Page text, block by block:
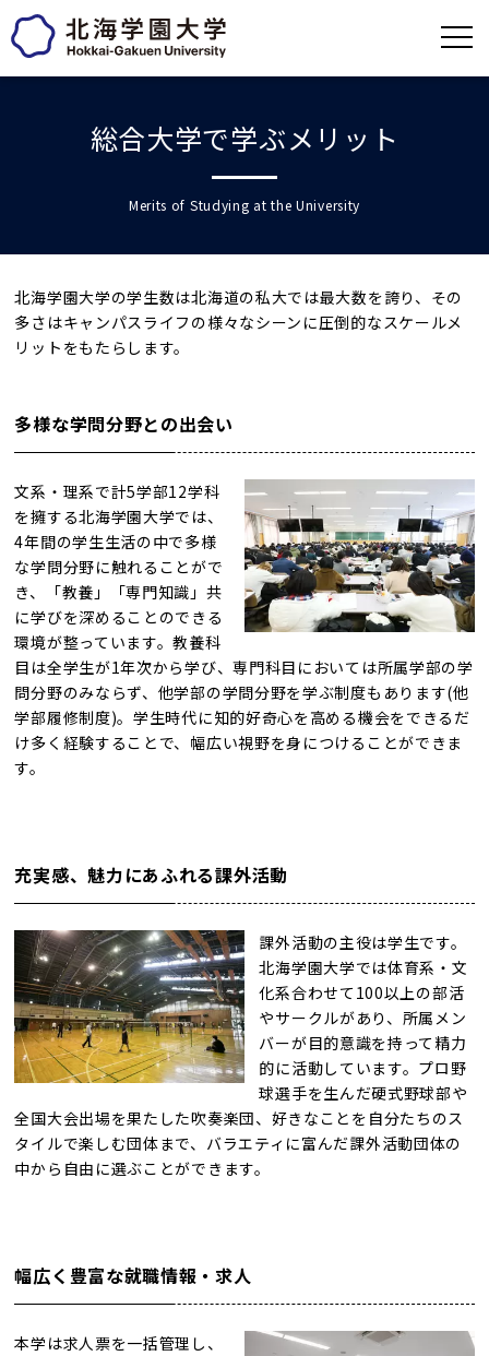
総合大学で学ぶメリット
Merits of Studying at the University
北海学園大学の学生数は北海道の私大では最大数を誇り、その
多さはキャンパスライフの様々なシーンに圧倒的なスケールメ
リットをもたらします。
多様な学問分野との出会い
文系・理系で計5学部12学科
を擁する北海学園大学では、
4年間の学生生活の中で多様
な学問分野に触れることがで
き、「教養」「専門知識」共
に学びを深めることのできる
環境が整っています。教養科
目は全学生が1年次から学び、専門科目においては所属学部の学
問分野のみならず、他学部の学問分野を学ぶ制度もあります(他
学部履修制度)。学生時代に知的好奇心を高める機会をできるだ
け多く経験することで、幅広い視野を身につけることができま
す。
充実感、魅力にあふれる課外活動
課外活動の主役は学生です。
北海学園大学では体育系・文
化系合わせて100以上の部活
やサークルがあり、所属メン
バーが目的意識を持って精力
的に活動しています。プロ野
球選手を生んだ硬式野球部や
全国大会出場を果たした吹奏楽団、好きなことを自分たちのス
タイルで楽しむ団体まで、バラエティに富んだ課外活動団体の
中から自由に選ぶことができます。
幅広く豊富な就職情報・求人
本学は求人票を一括管理し、